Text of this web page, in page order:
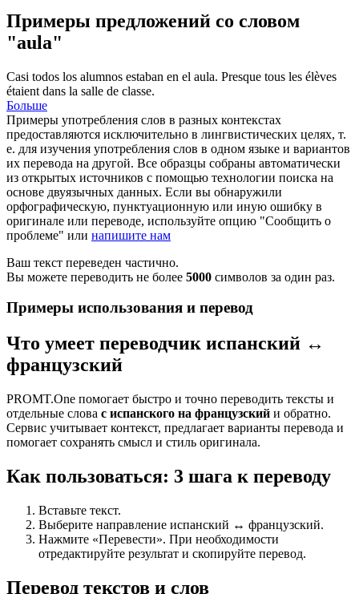
Примеры предложений со словом
"aula"
Casi todos los alumnos estaban en el aula. Presque tous les élèves
étaient dans la salle de classe.
Больше
Примеры употребления слов в разных контекстах
предоставляются исключительно в лингвистических целях, т.
е. для изучения употребления слов в одном языке и вариантов
их перевода на другой. Все образцы собраны автоматически
из открытых источников с помощью технологии поиска на
основе двуязычных данных. Если вы обнаружили
орфографическую, пунктуационную или иную ошибку в
оригинале или переводе, используйте опцию "Сообщить о
проблеме" или напишите нам
Ваш текст переведен частично.
Вы можете переводить не более 5000 символов за один раз.
Примеры использования и перевод
Что умеет переводчик испанский ↔
французский
PROMT.One помогает быстро и точно переводить тексты и
отдельные слова с испанского на французский и обратно.
Сервис учитывает контекст, предлагает варианты перевода и
помогает сохранять смысл и стиль оригинала.
Как пользоваться: 3 шага к переводу
Вставьте текст.
Выберите направление испанский ↔ французский.
Нажмите «Перевести». При необходимости
отредактируйте результат и скопируйте перевод.
Перевод текстов и слов